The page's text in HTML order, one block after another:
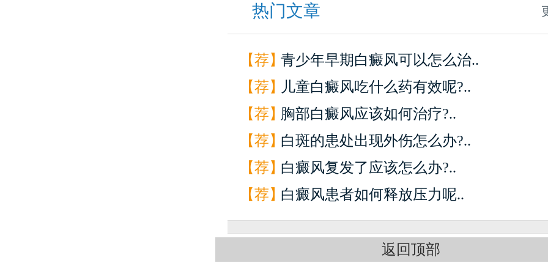
热门文章
【荐】青少年早期白癜风可以怎么治..
【荐】 儿童白癜风吃什么药有效呢?..
【荐】胸部白癜风应该如何治疗?..
【荐】白斑的患处出现外伤怎么办?..
【荐】白癜风复发了应该怎么办?..
【荐】白癜风患者如何释放压力呢..
返回顶部